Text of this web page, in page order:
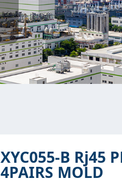
XYC055-B Rj45
4PAIRS MOLD